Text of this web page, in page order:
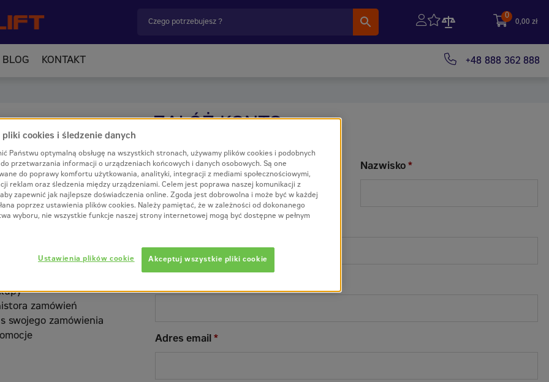
0,00 zł
0
BLOG KONTAKT +48 888 362 888
konto?
zamówień
swojego zamówienia
ZAŁÓŻ KONTO
Imię* Nazwisko *
Adres email*Wymagane
pliki cookies i śledzenie danych
Państwu optymalną obsługę na wszystkich stronach, używamy plików cookies i podobnych
przetwarzania informacji o urządzeniach końcowych i danych osobowych. Są one
do poprawy komfortu użytkowania, analityki, integracji z mediami społecznościowymi,
reklam oraz śledzenia między urządzeniami. Celem jest poprawa naszej komunikacji z
zapewnić jak najlepsze doświadczenia online. Zgoda jest dobrowolna i może być w każdej
poprzez ustawienia plików cookies. Należy pamiętać, że w zależności od dokonanego
wyboru, nie wszystkie funkcje naszej strony internetowej mogą być dostępne w pełnym
Akceptuj wszystkie pliki cookie
Ustawienia plików cookie